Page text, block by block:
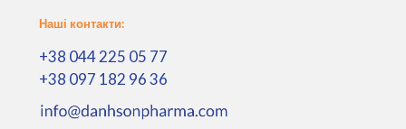
Наші контакти:
+38 044 225 05 77
+38 097 182 96 36